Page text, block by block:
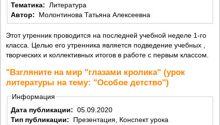
Тематика: Литература
Автор:
Молонтинова Татьяна Алексеевна
Этот утренник проводится на последней учебной неделе 1-го
класса. Целью его утренника является подведение учебных ,
творческих и коллективных итогов в работе с первым классом.
"Взгляните на мир "глазами кролика" (урок
литературы на тему: "Особое детство")
Информация
Дата публикации: 05.09.2020
Тип публикации:
Презентация, Конспект урока